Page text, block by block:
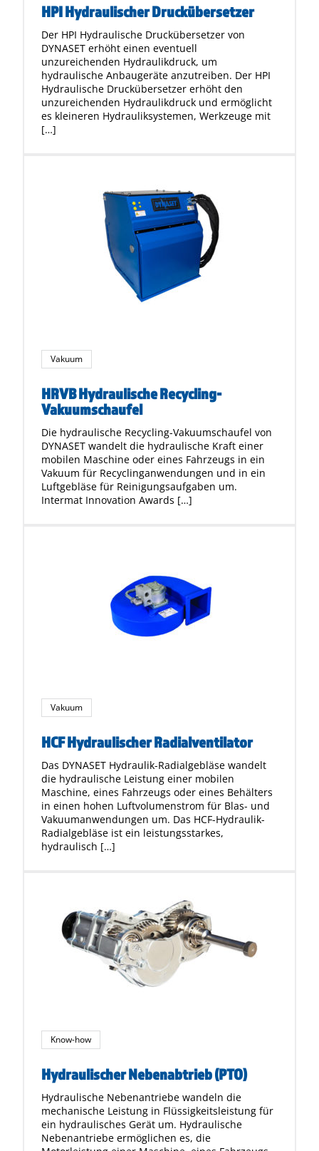
HPI Hydraulischer Druckübersetzer
Der HPI Hydraulische Druckübersetzer von
DYNASET erhöht einen eventuell
unzureichenden Hydraulikdruck, um
hydraulische Anbaugeräte anzutreiben. Der HPI
Hydraulische Druckübersetzer erhöht den
unzureichenden Hydraulikdruck und ermöglicht
es kleineren Hydrauliksystemen, Werkzeuge mit
[…]
Vakuum
HRVB Hydraulische Recycling-
Vakuumschaufel
Die hydraulische Recycling-Vakuumschaufel von
DYNASET wandelt die hydraulische Kraft einer
mobilen Maschine oder eines Fahrzeugs in ein
Vakuum für Recyclinganwendungen und in ein
Luftgebläse für Reinigungsaufgaben um.
Intermat Innovation Awards […]
Vakuum
HCF Hydraulischer Radialventilator
Das DYNASET Hydraulik-Radialgebläse wandelt
die hydraulische Leistung einer mobilen
Maschine, eines Fahrzeugs oder eines Behälters
in einen hohen Luftvolumenstrom für Blas- und
Vakuumanwendungen um. Das HCF-Hydraulik-
Radialgebläse ist ein leistungsstarkes,
hydraulisch […]
Know-how
Hydraulischer Nebenabtrieb (PTO)
Hydraulische Nebenantriebe wandeln die
mechanische Leistung in Flüssigkeitsleistung für
ein hydraulisches Gerät um. Hydraulische
Nebenantriebe ermöglichen es, die